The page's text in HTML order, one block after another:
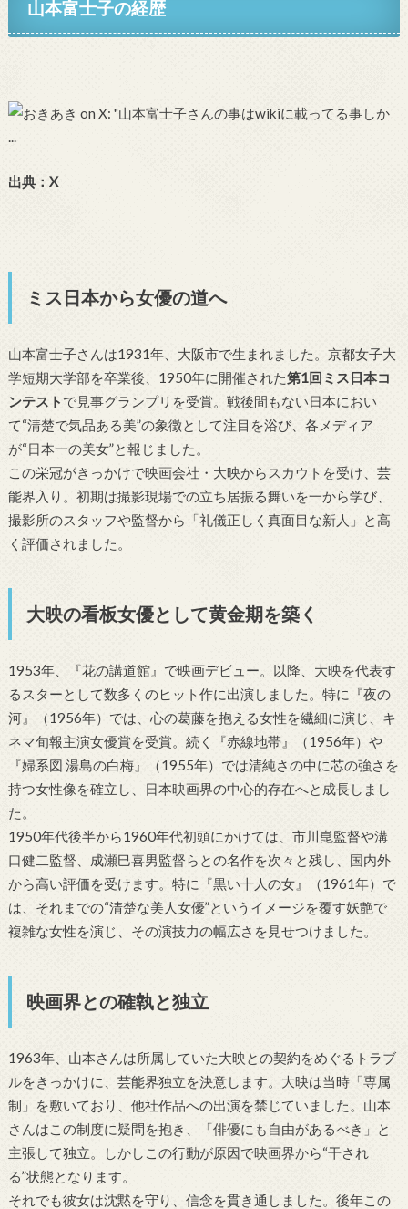
山本富士子の経歴
出典：X
ミス日本から女優の道へ
山本富士子さんは1931年、大阪市で生まれました。京都女子大
学短期大学部を卒業後、1950年に開催された第1回ミス日本コ
ンテスト で見事グランプリを受賞。戦後間もない日本におい
て“清楚で気品ある美”の象徴として注目を浴び、各メディア
が“日本一の美女”と報じました。
この栄冠がきっかけで映画会社・大映からスカウトを受け、芸
能界入り。初期は撮影現場での立ち居振る舞いを一から学び、
撮影所のスタッフや監督から「礼儀正しく真面目な新人」と高
く評価されました。
大映の看板女優として黄金期を築く
1953年、『花の講道館』で映画デビュー。以降、大映を代表す
るスターとして数多くのヒット作に出演しました。特に『夜の
河』（1956年）では、心の葛藤を抱える女性を繊細に演じ、キ
ネマ旬報主演女優賞を受賞。続く『赤線地帯』（1956年）や
『婦系図 湯島の白梅』（1955年）では清純さの中に芯の強さを
持つ女性像を確立し、日本映画界の中心的存在へと成長しまし
た。
1950年代後半から1960年代初頭にかけては、市川崑監督や溝
口健二監督、成瀬巳喜男監督らとの名作を次々と残し、国内外
から高い評価を受けます。特に『黒い十人の女』（1961年）で
は、それまでの“清楚な美人女優”というイメージを覆す妖艶で
複雑な女性を演じ、その演技力の幅広さを見せつけました。
映画界との確執と独立
1963年、山本さんは所属していた大映との契約をめぐるトラブ
ルをきっかけに、芸能界独立を決意します。大映は当時「専属
制」を敷いており、他社作品への出演を禁じていました。山本
さんはこの制度に疑問を抱き、「俳優にも自由があるべき」と
主張して独立。しかしこの行動が原因で映画界から“干され
る”状態となります。
それでも彼女は沈黙を守り、信念を貫き通しました。後年この